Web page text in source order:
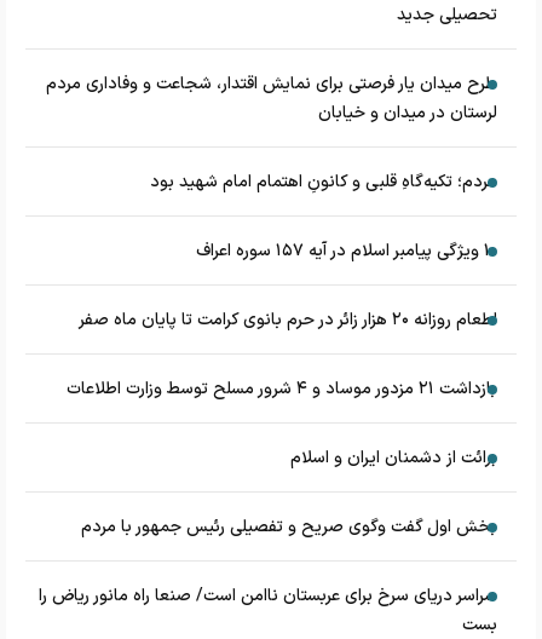
تحصیلی جدید
طرح میدان یار فرصتی برای نمایش اقتدار، شجاعت و وفاداری مردم
لرستان در میدان و خیابان
مردم؛ تکیه‌گاهِ قلبی و کانونِ اهتمام امام شهید بود
۱۰ ویژگی پیامبر اسلام در آیه ۱۵۷ سوره اعراف
اطعام روزانه ۲۰ هزار زائر در حرم بانوی کرامت تا پایان ماه صفر
بازداشت ۲۱ مزدور موساد و ۴ شرور مسلح توسط وزارت اطلاعات
برائت از دشمنان ایران و اسلام
بخش اول گفت وگوی صریح و تفصیلی رئیس جمهور با مردم
سراسر دریای سرخ برای عربستان ناامن است/ صنعا راه مانور ریاض را
بست